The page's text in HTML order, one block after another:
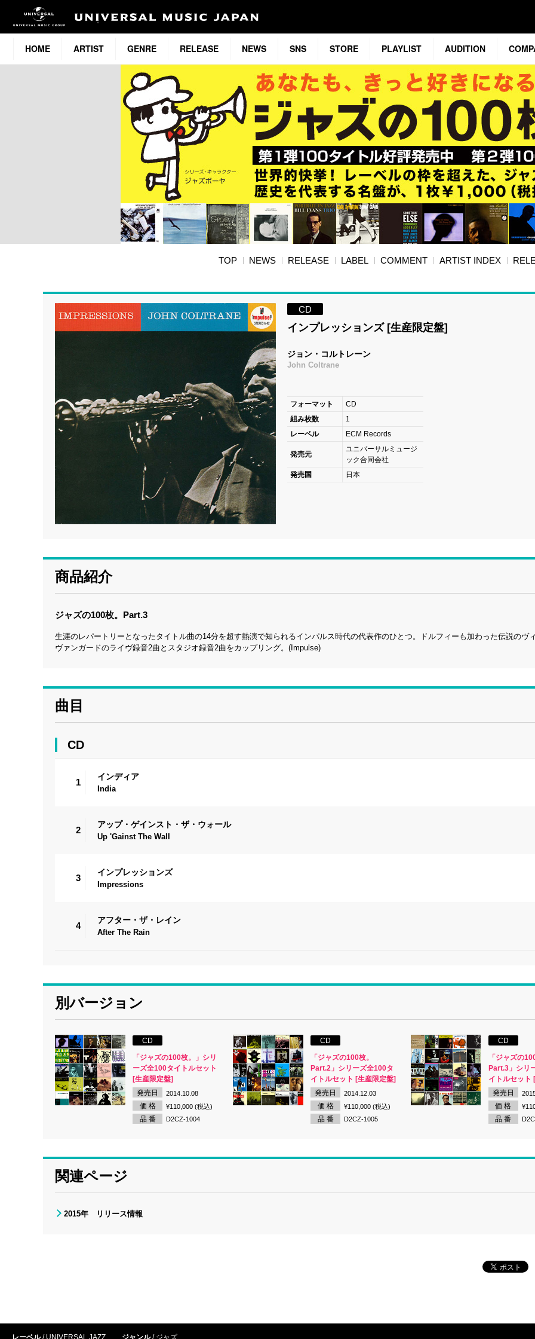
HOME ARTIST GENRE RELEASE NEWS SNS STORE PLAYLIST AUDITION
TOP NEWS RELEASE LABEL COMMENT ARTIST INDEX
CD
インプレッションズ [生産限定盤]
ジョン・コルトレーン
John Coltrane
フォーマット
CD
組み枚数
1
レーベル
ECM Records
発売元
ユニバーサルミュージ
ック合同会社
発売国
日本
商品紹介
ジャズの100枚。Part.3
生涯のレパートリーとなったタイトル曲の14分を超す熱演で知られるインパルス時代の代表作のひとつ。ドルフィーも加わった伝説のヴ
ヴァンガードのライヴ録音2曲とスタジオ録音2曲をカップリング。(Impulse)
曲目
CD
1
インディア
India
2
アップ・ゲインスト・ザ・ウォール
Up 'Gainst The Wall
3
インプレッションズ
Impressions
4
アフター・ザ・レイン
After The Rain
別バージョン
CD
「ジャズの100枚。」シリ
ーズ全100タイトルセット
[生産限定盤]
発売日
2014.10.08
価 格 ¥110,000 (税込)
品 番 D2CZ-1004
CD
「ジャズの100枚。
Part.2」シリーズ全100タ
イトルセット [生産限定盤]
発売日
2014.12.03
価 格 ¥110,000 (税込)
品 番 D2CZ-1005
CD
「ジャズの
Part.3」シリ
イトルセット
発売日
価 格
品 番
関連ページ
2015年 リリース情報
レーベル UNIVERSAL JAZZ ジャンル ジャズ